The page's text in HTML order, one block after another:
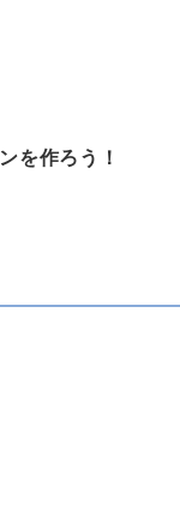
を作ろう！